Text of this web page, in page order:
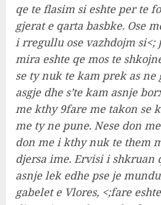
qe te flasim si eshte per te
gjerat e qarta basbke. Ose
i rregullu ose vazhdojm si<;
mira eshte qe mos te
se ty nuk te kam prek as ne
asgje dhe s’te kam asnje
me kthy 9fare me takon se
me ty ne pune. Nese don
don me i kthy nuk te them
djersa ime. Ervisi i shkruan
asnje lek edhe pse je
gabelet e Vlores, <;fare